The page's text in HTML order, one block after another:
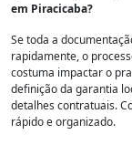
em Piracicaba?
Se toda a
rapidamente, o
costuma impactar o
definição da garantia
detalhes contratuais.
rápido e organizado.